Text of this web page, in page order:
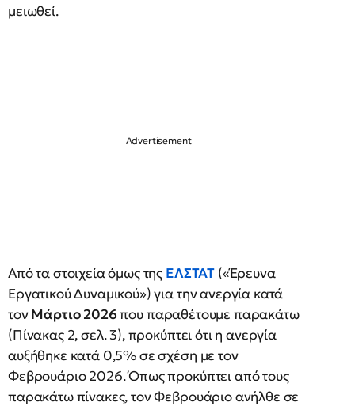
μειωθεί.
Από τα στοιχεία όμως της ΕΛΣΤΑΤ («Έρευνα
Εργατικού Δυναμικού») για την ανεργία κατά
τονΜάρτιο 2026που παραθέτουμε παρακάτω
(Πίνακας 2, σελ. 3), προκύπτει ότι η ανεργία
αυξήθηκε κατά 0,5% σε σχέση με τον
Φεβρουάριο 2026. Όπως προκύπτει από τους
παρακάτω πίνακες, τον Φεβρουάριο ανήλθε σε